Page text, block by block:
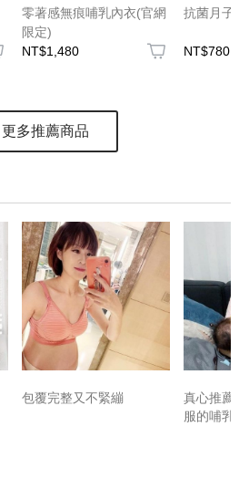
零著感無痕哺乳內衣(官網
限定)
NT$1,480
抗菌月子
NT$780
更多推薦商品
包覆完整又不緊繃
真心推薦
服的哺乳